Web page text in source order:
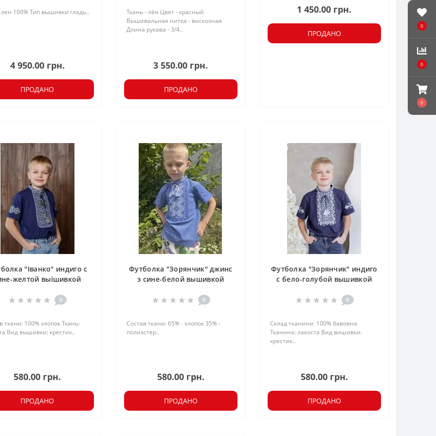
0
0
0
лен 100% Тип вышивки гладь..
4 950.00 грн.
ПРОДАНО
Ткань - лён Цвет - красный
Вышивальная нитка - вискозная
Длина рукава - 3/4..
3 550.00 грн.
ПРОДАНО
1 450.00 грн.
ПРОДАНО
"Іванко" индиго с
желтой выішивкой
0
ткани: 100% хлопок Ткань:
Вид вышивки: крестик..
580.00 грн.
ПРОДАНО
Футболка "Зорянчик" джинс
з сине-белой вышивкой
0
Состав ткани: 65% - хлопок 35% -
полиэстер..
580.00 грн.
ПРОДАНО
Футболка "Зорянчик" индиго
с бело-голубой вышивкой
0
Склад тканини: 100% бавовна
Тканина: лакоста Вид вишивки:
хрестик..
580.00 грн.
ПРОДАНО